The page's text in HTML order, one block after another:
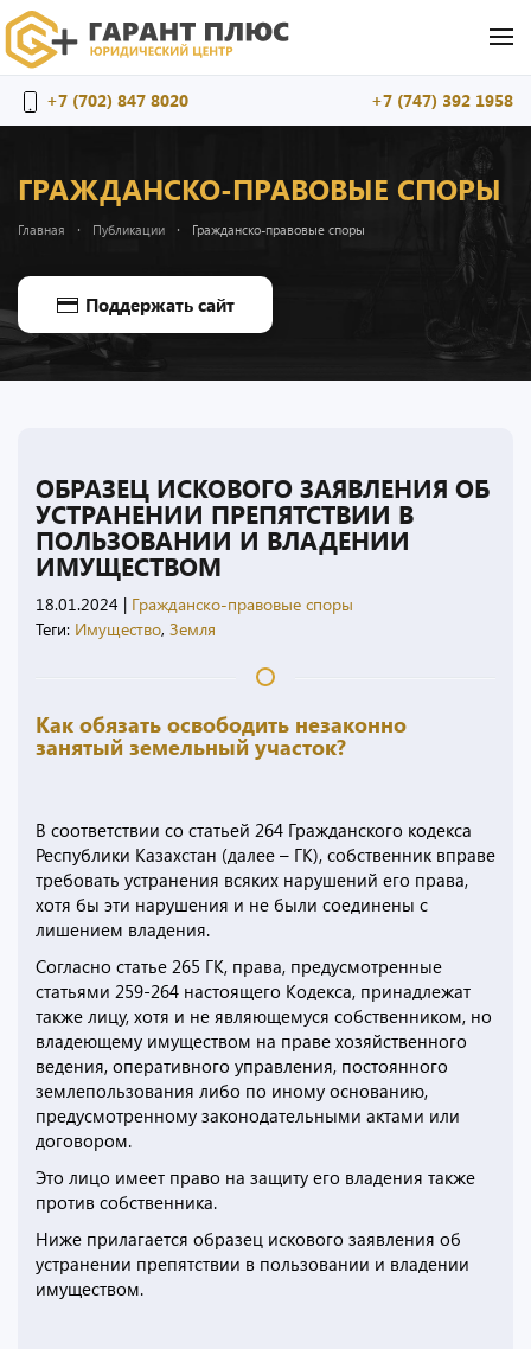
+7 (702) 847 8020 +7 (747) 392 1958
ГРАЖДАНСКО-ПРАВОВЫЕ СПОРЫ
Главная Публикации Гражданско-правовые споры
Поддержать сайт
ОБРАЗЕЦ ИСКОВОГО ЗАЯВЛЕНИЯ ОБ
УСТРАНЕНИИ ПРЕПЯТСТВИИ В
ПОЛЬЗОВАНИИ И ВЛАДЕНИИ
ИМУЩЕСТВОМ
18.01.2024 | Гражданско-правовые споры
Теги: Имущество, Земля
Как обязать освободить незаконно
занятый земельный участок?
В соответствии со статьей 264 Гражданского кодекса
Республики Казахстан (далее – ГК), собственник вправе
требовать устранения всяких нарушений его права,
хотя бы эти нарушения и не были соединены с
лишением владения.
Согласно статье 265 ГК, права, предусмотренные
статьями 259-264 настоящего Кодекса, принадлежат
также лицу, хотя и не являющемуся собственником, но
владеющему имуществом на праве хозяйственного
ведения, оперативного управления, постоянного
землепользования либо по иному основанию,
предусмотренному законодательными актами или
договором.
Это лицо имеет право на защиту его владения также
против собственника.
Ниже прилагается образец искового заявления об
устранении препятствии в пользовании и владении
имуществом.